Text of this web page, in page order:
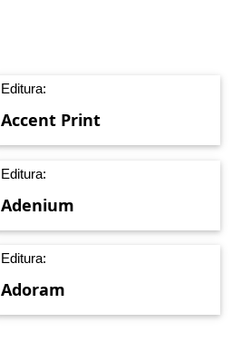
Editura:
Accent Print
Editura:
Adenium
Editura:
Adoram